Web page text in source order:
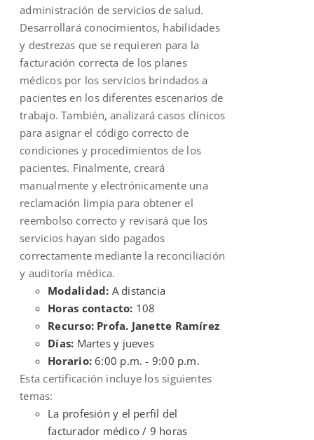
administración de servicios de salud.
Desarrollará conocimientos, habilidades
y destrezas que se requieren para la
facturación correcta de los planes
médicos por los servicios brindados a
pacientes en los diferentes escenarios de
trabajo. También, analizará casos clínicos
para asignar el código correcto de
condiciones y procedimientos de los
pacientes. Finalmente, creará
manualmente y electrónicamente una
reclamación limpia para obtener el
reembolso correcto y revisará que los
servicios hayan sido pagados
correctamente mediante la reconciliación
y auditoría médica.
Modalidad: A distancia
Horas contacto: 108
Recurso: Profa. Janette Ramírez
Días: Martes y jueves
Horario:6:00 p.m. - 9:00 p.m.
Esta certificación incluye los siguientes
temas:
La profesión y el perfil del
facturador médico / 9 horas